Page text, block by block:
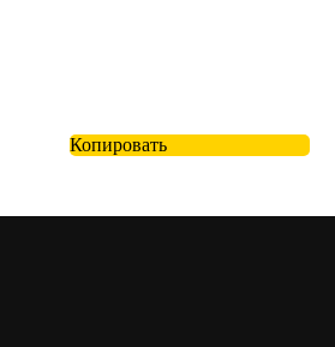
Копировать